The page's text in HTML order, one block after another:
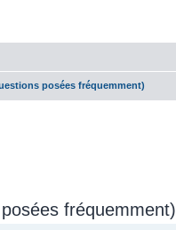
posées fréquemment)
fréquemment)